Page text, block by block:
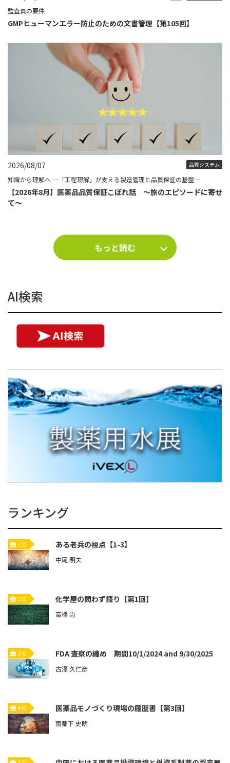
監査員の要件
GMPヒューマンエラー防止のための文書管理【第105回】
2026/08/07 品質システム
知識から理解へ ―「工程理解」が支える製造管理と品質保証の基盤―
【2026年8月】医薬品品質保証こぼれ話 ～旅のエピソードに寄せ
て～
もっと読む
AI検索
ランキング
1位 ある老兵の視点【1-3】
中尾 明夫
2位 化学屋の問わず語り【第1回】
高橋 治
3位 FDA 査察の纏め 期間10/1/2024 and 9/30/2025
古澤 久仁彦
4位 医薬品モノづくり現場の履歴書【第3回】
南都下 史朗